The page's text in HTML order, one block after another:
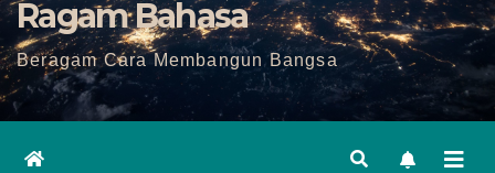
Ragam Bahasa
Beragam Cara Membangun Bangsa